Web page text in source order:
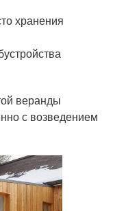
хранения
веранды
с возведением